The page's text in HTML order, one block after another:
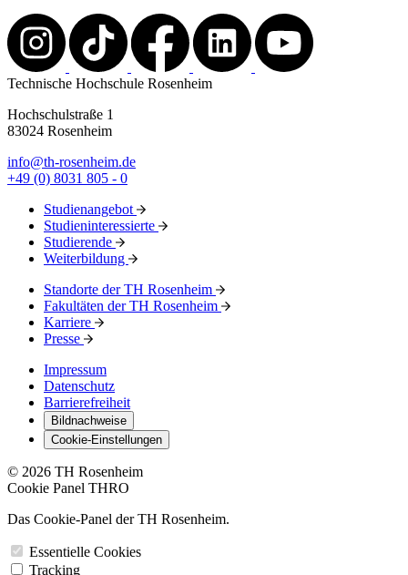
Technische Hochschule Rosenheim
Hochschulstraße 1
83024 Rosenheim
info@th-rosenheim.de
+49 (0) 8031 805 - 0
Studienangebot
Studieninteressierte
Studierende
Weiterbildung
Standorte der TH Rosenheim
Fakultäten der TH Rosenheim
Karriere
Presse
Impressum
Datenschutz
Barrierefreiheit
Bildnachweise
Cookie-Einstellungen
© 2026 TH Rosenheim
Cookie Panel THRO
Das Cookie-Panel der TH Rosenheim.
Essentielle Cookies
Tracking